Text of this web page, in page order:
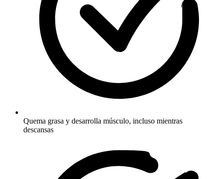
Quema grasa y desarrolla músculo, incluso mientras
descansas